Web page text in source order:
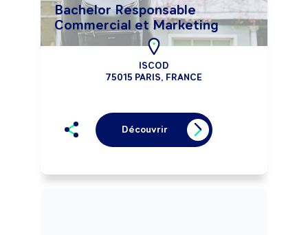
Bachelor Responsable
Commercial et Marketing
ISCOD
75015 PARIS, FRANCE
Découvrir